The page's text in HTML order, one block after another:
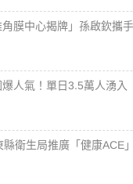
角膜中心揭牌」孫啟欽攜
爆人氣！單日3.5萬人湧
縣衛生局推廣「健康ACE